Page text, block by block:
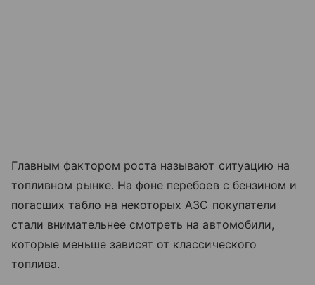
Главным фактором роста называют ситуацию на
топливном рынке. На фоне перебоев с бензином и
погасших табло на некоторых АЗС покупатели
стали внимательнее смотреть на автомобили,
которые меньше зависят от классического
топлива.